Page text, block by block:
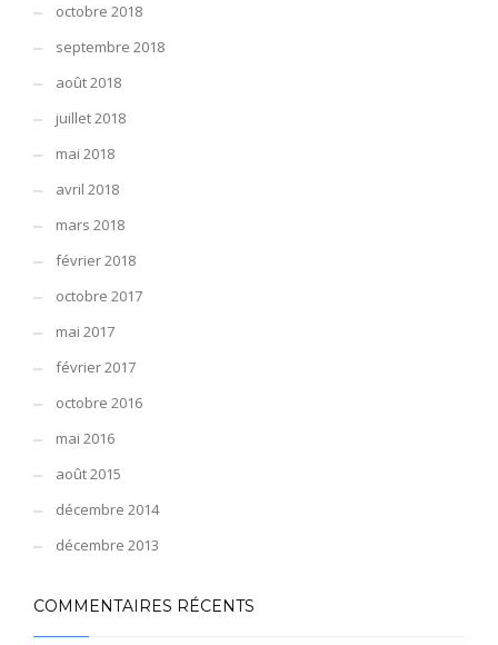
octobre 2018
septembre 2018
août 2018
juillet 2018
mai 2018
avril 2018
mars 2018
février 2018
octobre 2017
mai 2017
février 2017
octobre 2016
mai 2016
août 2015
décembre 2014
décembre 2013
COMMENTAIRES RÉCENTS